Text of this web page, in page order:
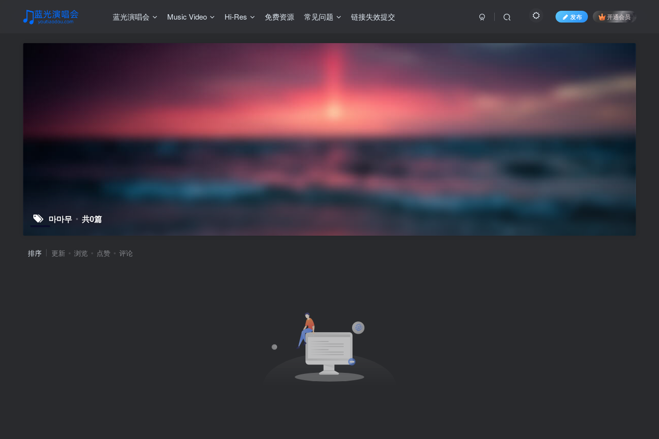
蓝光演唱会 Music Video Hi-Res 免费资源 常见问题 链接失效提交 发布 开通会员
마마무 共0篇
排序 更新 浏览 点赞 评论